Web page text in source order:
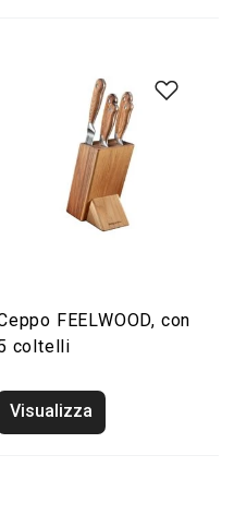
FEELWOOD, con
coltelli
Visualizza